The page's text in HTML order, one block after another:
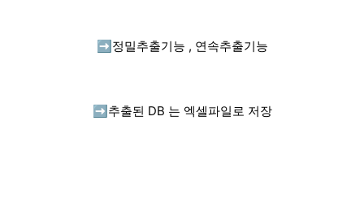
➡️ 정밀추출기능 , 연속추출기능
➡️ 추출된 DB 는 엑셀파일로 저장